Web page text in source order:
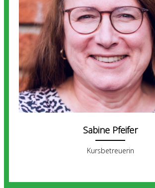
Sabine Pfeifer
Kursbetreuerin